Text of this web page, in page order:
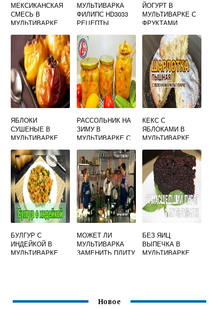
МЕКСИКАНСКАЯ
СМЕСЬ В
МУЛЬТИВАРКЕ
МУЛЬТИВАРКА
ФИЛИПС HD3033
РЕЦЕПТЫ
ЙОГУРТ В
МУЛЬТИВАРКЕ С
ФРУКТАМИ
ЯБЛОКИ
СУШЕНЫЕ В
МУЛЬТИВАРКЕ
РАССОЛЬНИК НА
ЗИМУ В
МУЛЬТИВАРКЕ С
СВЕЖИМИ
ОГУРЦАМИ
КЕКС С
ЯБЛОКАМИ В
МУЛЬТИВАРКЕ
БУЛГУР С
ИНДЕЙКОЙ В
МУЛЬТИВАРКЕ
МОЖЕТ ЛИ
МУЛЬТИВАРКА
ЗАМЕНИТЬ ПЛИТУ
БЕЗ ЯИЦ
ВЫПЕЧКА В
МУЛЬТИВАРКЕ
Новое